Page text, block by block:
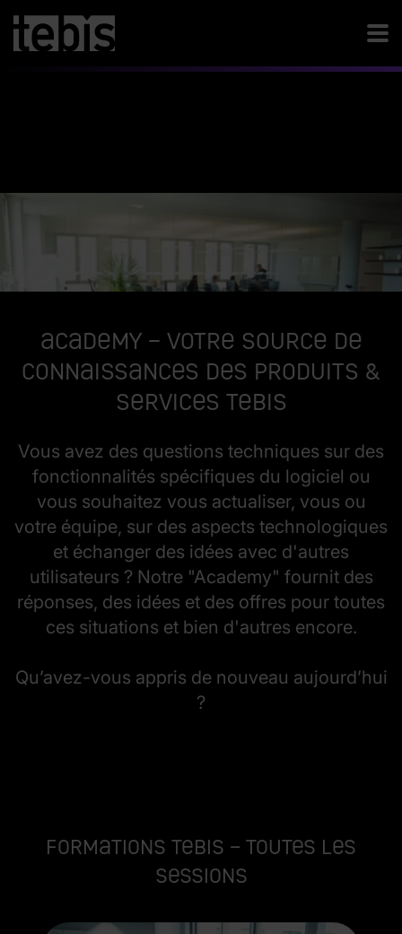
Academy – Votre source de
connaissances des produits &
services Tebis
Vous avez des questions techniques sur des
fonctionnalités spécifiques du logiciel ou
vous souhaitez vous actualiser, vous ou
votre équipe, sur des aspects technologiques
et échanger des idées avec d'autres
utilisateurs ? Notre "Academy" fournit des
réponses, des idées et des offres pour toutes
ces situations et bien d'autres encore.
​​​​​​​Qu’avez-vous appris de nouveau aujourd’hui
?
Formations Tebis – Toutes les
sessions